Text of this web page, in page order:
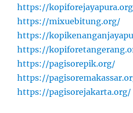
https://
https://mixuebitung.org/
https://
https://
https://pagisorepik.org/
https://
https://pagisorejakarta.org/